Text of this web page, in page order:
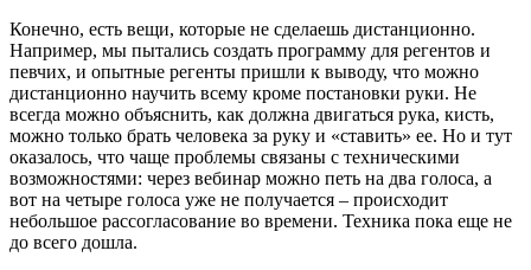
Конечно, есть вещи, которые не сделаешь дистанционно.
Например, мы пытались создать программу для регентов и
певчих, и опытные регенты пришли к выводу, что можно
дистанционно научить всему кроме постановки руки. Не
всегда можно объяснить, как должна двигаться рука, кисть,
можно только брать человека за руку и «ставить» ее. Но и тут
оказалось, что чаще проблемы связаны с техническими
возможностями: через вебинар можно петь на два голоса, а
вот на четыре голоса уже не получается – происходит
небольшое рассогласование во времени. Техника пока еще не
до всего дошла.